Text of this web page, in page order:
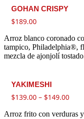
GOHAN CRISPY
$189.00
Arroz blanco coronado
tampico, Philadelphia®,
mezcla de ajonjolí
YAKIMESHI
$139.00 – $149.00
Arroz frito con verduras